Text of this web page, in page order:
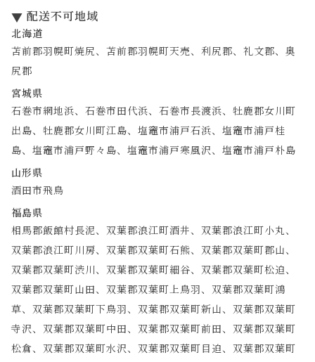
配送不可地域
北海道
苫前郡羽幌町焼尻、苫前郡羽幌町天売、利尻郡、礼文郡、奥
尻郡
宮城県
石巻市網地浜、石巻市田代浜、石巻市長渡浜、牡鹿郡女川町
出島、牡鹿郡女川町江島、塩竈市浦戸石浜、塩竈市浦戸桂
島、塩竈市浦戸野々島、塩竈市浦戸寒風沢、塩竈市浦戸朴島
山形県
酒田市飛鳥
福島県
相馬郡飯館村長泥、双葉郡浪江町酒井、双葉郡浪江町小丸、
双葉郡浪江町川房、双葉郡双葉町石熊、双葉郡双葉町郡山、
双葉郡双葉町渋川、双葉郡双葉町細谷、双葉郡双葉町松迫、
双葉郡双葉町山田、双葉郡双葉町上鳥羽、双葉郡双葉町鴻
草、双葉郡双葉町下鳥羽、双葉郡双葉町新山、双葉郡双葉町
寺沢、双葉郡双葉町中田、双葉郡双葉町前田、双葉郡双葉町
松倉、双葉郡双葉町水沢、双葉郡双葉町目迫、双葉郡双葉町